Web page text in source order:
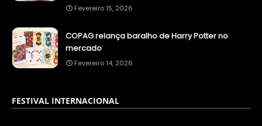
Fevereiro 15, 2026
COPAG relança baralho de Harry Potter no
mercado
Fevereiro 14, 2026
FESTIVAL INTERNACIONAL